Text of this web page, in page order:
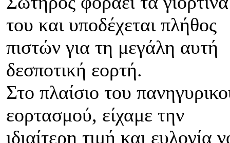
του και υποδέχεται πλήθος
πιστών για τη μεγάλη αυτή
δεσποτική εορτή.
Στο πλαίσιο του
εορτασμού, είχαμε την
ιδιαίτερη τιμή και ευλογία